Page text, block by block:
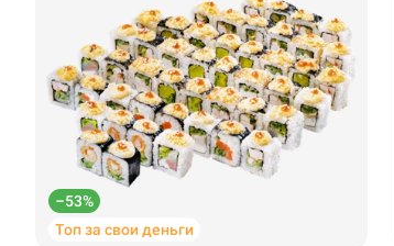
–53%
Топ за свои деньги